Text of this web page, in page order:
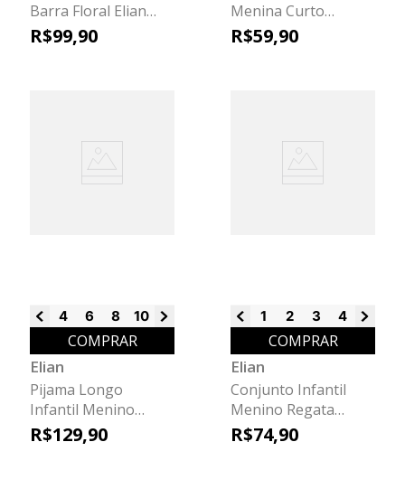
Barra Floral Elian
Verde
R$99,90
Menina Curto
Estampado Elian
R$59,90
4 6 8 10 12
COMPRAR
Elian
Pijama Longo
Infantil Menino
Fantasminha Elian
R$129,90
1 2 3 4 6
COMPRAR
Elian
Conjunto Infantil
Menino Regata
Sport Elian Cinza
R$74,90